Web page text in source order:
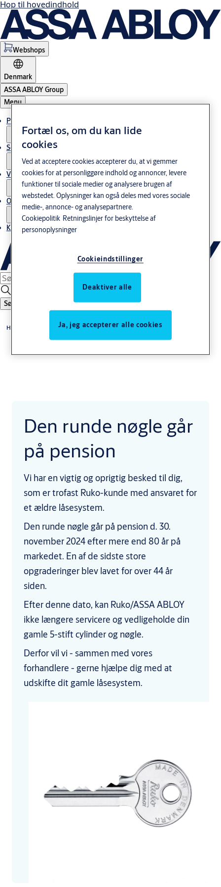
Hop til hovedindhold
Webshops
Denmark
ASSA ABLOY Group
Menu
Produkter og løsninger
Service
Viden og cases
Om os
Kontakt os
Søg
Home
Den runde nøgle går
på pension
Vi har en vigtig og oprigtig besked til dig,
som er trofast Ruko-kunde med ansvaret for
et ældre låsesystem.
Den runde nøgle går på pension d. 30.
november 2024 efter mere end 80 år på
markedet. En af de sidste store
opgraderinger blev lavet for over 44 år
siden.
Efter denne dato, kan Ruko/ASSA ABLOY
ikke længere servicere og vedligeholde din
gamle 5-stift cylinder og nøgle.
Derfor vil vi - sammen med vores
forhandlere ­- gerne hjælpe dig med at
udskifte dit gamle låsesystem.
Fortæl os, om du kan lide
cookies
Ved at acceptere cookies accepterer du, at vi gemmer
cookies for at personliggøre indhold og annoncer, levere
funktioner til sociale medier og analysere brugen af
webstedet. Oplysninger kan også deles med vores sociale
medie-, annonce- og analysepartnere.
Cookiepolitik Retningslinjer for beskyttelse af
personoplysninger
Cookieindstillinger
Deaktiver alle
Ja, jeg accepterer alle cookies